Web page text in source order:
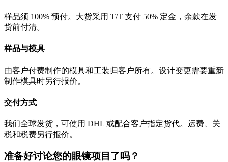
样品须 100% 预付。大货采用 T/T 支付 50% 定金，余款在发
货前付清。
样品与模具
由客户付费制作的模具和工装归客户所有。设计变更需要重新
制作模具时另行报价。
交付方式
我们全球发货，可使用 DHL 或配合客户指定货代。运费、关
税和税费另行报价。
准备好讨论您的眼镜项目了吗？